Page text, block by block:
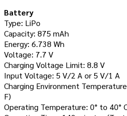
Battery
Type: LiPo
Capacity: 875 mAh
Energy: 6.738 Wh
Voltage: 7.7 V
Charging Voltage Limit: 8.8 V
Input Voltage: 5 V/2 A or 5 V/1 A
Charging Environment
F)
Operating Temperature: 0° to 40°